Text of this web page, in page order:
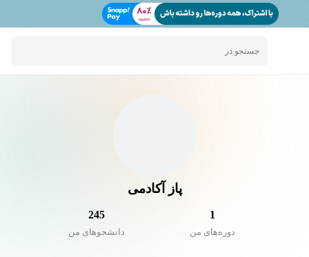
جستجو در
پاز آکادمی
1
دوره‌های من
245
دانشجو‌های من